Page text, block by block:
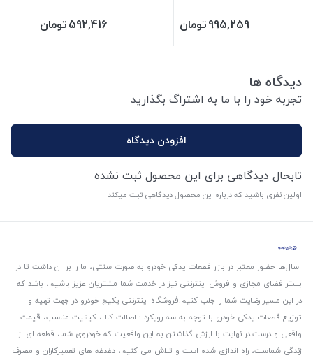
995,259تومان 592,416تومان
دیدگاه ها
تجربه خود را با ما به اشتراگ بگذارید
افزودن دیدگاه
تابحال دیدگاهی برای این محصول ثبت نشده
اولین نفری باشید که درباره این محصول دیدگاهی ثبت میکند
سال‌ها حضور معتبر در بازار قطعات یدکی خودرو به صورت سنتی، ما را بر آن داشت تا در
بستر فضای مجازی و فروش اینترنتی نیز در خدمت شما مشتریان عزیز باشیم، باشد که
در این مسیر رضایت شما را جلب کنیم.فروشگاه اینترنتی پکیج خودرو در جهت تهیه و
توزیع قطعات یدکی خودرو با توجه به سه رویکرد : اصالت کالا، کیفیت مناسب، قیمت
واقعی و درست.در نهایت با ارزش گذاشتن به این واقعیت که خودروی شما، قطعه ای از
زندگی شماست، راه اندازی شده است و تلاش می کنیم، دغدغه های تعمیرکاران و مصرف